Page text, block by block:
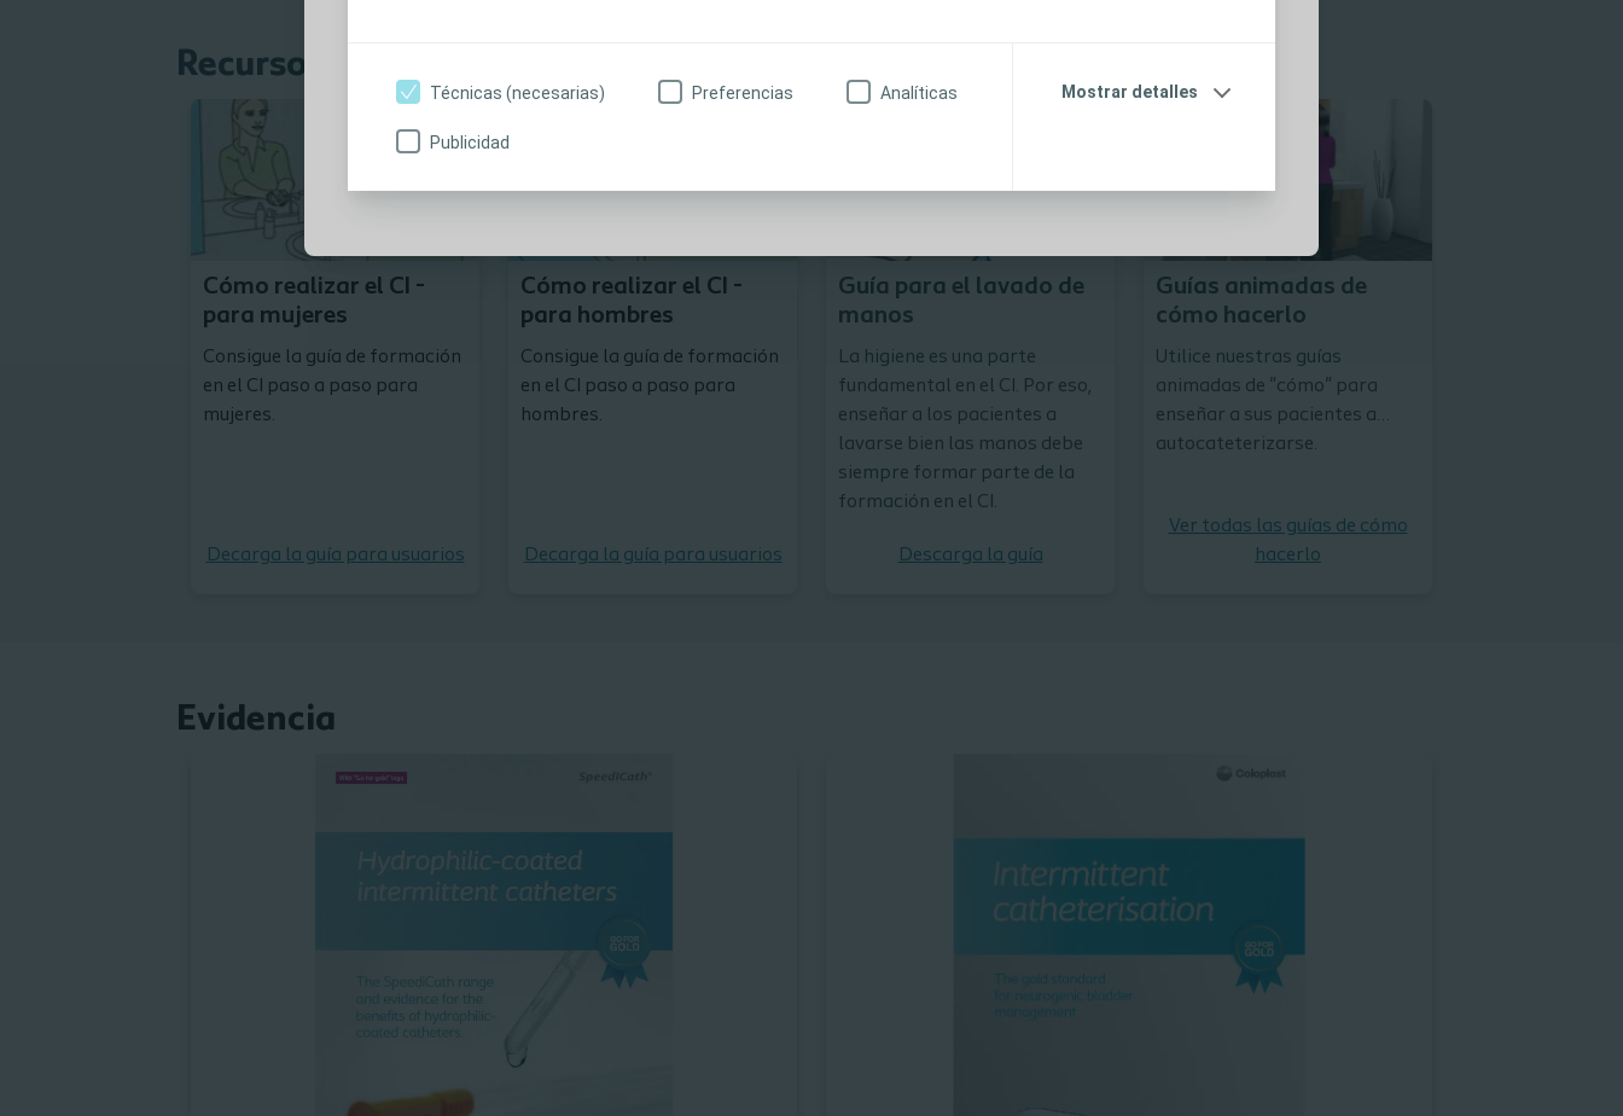
Técnicas (necesarias) Preferencias Analíticas
Publicidad
Mostrar detalles
sin su consentimiento explícito.
Soy profesional sanitario
Recursos para pacientes
Cómo realizar el CI -
para mujeres
Consigue la guía de formación
en el CI paso a paso para
mujeres.
Decarga la guía para usuarios
Decarga la guía para usuarios
Cómo realizar el CI -
para hombres
Consigue la guía de formación
en el CI paso a paso para
hombres.
Decarga la guía para usuarios
Guía para el lavado de
manos
La higiene es una parte
fundamental en el CI. Por eso,
enseñar a los pacientes a
lavarse bien las manos debe
siempre formar parte de la
formación en el CI.
Descarga la guía
Guías animadas de
cómo hacerlo
Utilice nuestras guías
animadas de "cómo" para
enseñar a sus pacientes a
autocateterizarse.
Ver todas las guías de cómo
hacerlo
Evidencia